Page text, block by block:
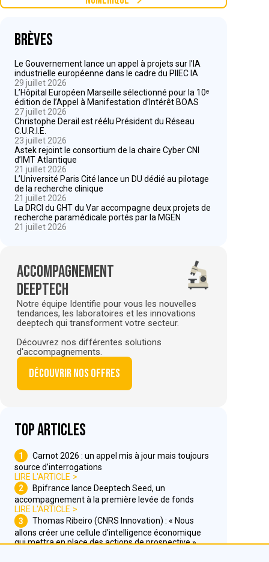
Brèves
Le Gouvernement lance un appel à projets sur l’IA
industrielle européenne dans le cadre du PIIEC IA
29 juillet 2026
L’Hôpital Européen Marseille sélectionné pour la 10ᵉ
édition de l’Appel à Manifestation d’Intérêt BOAS
27 juillet 2026
Christophe Derail est réélu Président du Réseau
C.U.R.I.E.
23 juillet 2026
Astek rejoint le consortium de la chaire Cyber CNI
d’IMT Atlantique
21 juillet 2026
L’Université Paris Cité lance un DU dédié au pilotage
de la recherche clinique
21 juillet 2026
La DRCI du GHT du Var accompagne deux projets de
recherche paramédicale portés par la MGEN
21 juillet 2026
Accompagnement
deeptech
Notre équipe Identifie pour vous les nouvelles
tendances, les laboratoires et les innovations
deeptech qui transforment votre secteur.
Découvrez nos différentes solutions
d'accompagnements.
Découvrir nos offres
Top articles
1
Carnot 2026 : un appel mis à jour mais toujours
source d’interrogations
LIRE L'ARTICLE
2
Bpifrance lance Deeptech Seed, un
accompagnement à la première levée de fonds
LIRE L'ARTICLE
3
Thomas Ribeiro (CNRS Innovation) : « Nous
allons créer une cellule d’intelligence économique
qui mettra en place des actions de prospective »